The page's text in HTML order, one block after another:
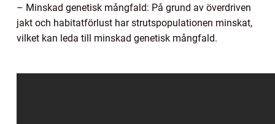
– Minskad genetisk mångfald: På grund av överdriven
jakt och habitatförlust har strutspopulationen minskat,
vilket kan leda till minskad genetisk mångfald.